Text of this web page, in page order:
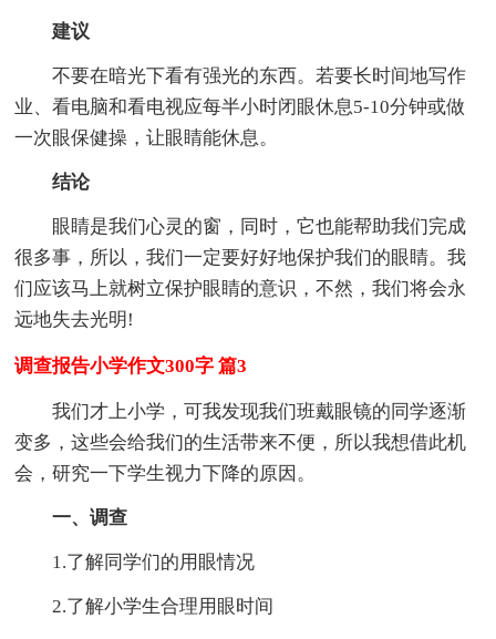
建议
不要在暗光下看有强光的东西。若要长时间地写作
业、看电脑和看电视应每半小时闭眼休息5-10分钟或做
一次眼保健操，让眼睛能休息。
结论
眼睛是我们心灵的窗，同时，它也能帮助我们完成
很多事，所以，我们一定要好好地保护我们的眼睛。我
们应该马上就树立保护眼睛的意识，不然，我们将会永
远地失去光明!
调查报告小学作文300字 篇3
我们才上小学，可我发现我们班戴眼镜的同学逐渐
变多，这些会给我们的生活带来不便，所以我想借此机
会，研究一下学生视力下降的原因。
一、调查
1.了解同学们的用眼情况
2.了解小学生合理用眼时间